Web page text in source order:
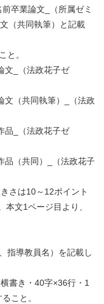
卒業論文_（所属ゼミ
（共同執筆）と記載
。
_（法政花子ゼ
共同執筆）_（法政
（法政花子ゼ
共同）_（法政花子
さは10～12ポイント
文1ページ目より、
指導教員名）を記載し
書き・40字×36行・1
こと。